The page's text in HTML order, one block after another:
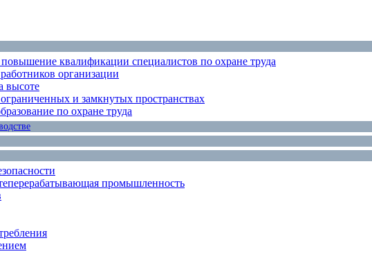
квалификации специалистов по охране труда
организации
высоте
и замкнутых пространствах
по охране труда
промышленность